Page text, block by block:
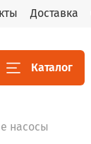
Доставка
Каталог
насосы